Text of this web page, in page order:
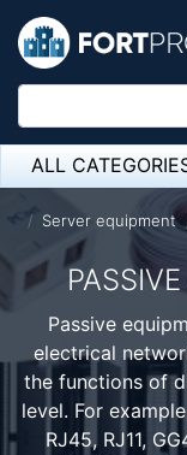
ALL
Микрофон
Напольные
Оборудование
Пылесос
Спикерфон
Server equipment
Passive
electrical
the functions of
level. For
RJ45, RJ11,